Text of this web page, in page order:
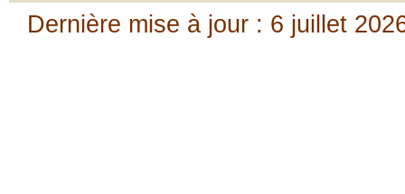
Dernière mise à jour : 6 juillet